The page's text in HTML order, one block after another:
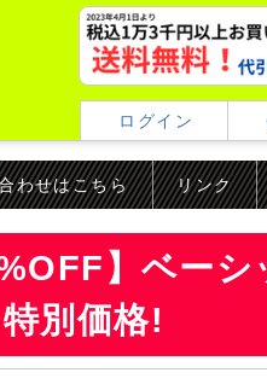
ログイン
わせはこちら リンク
】ベーシ
別価格!